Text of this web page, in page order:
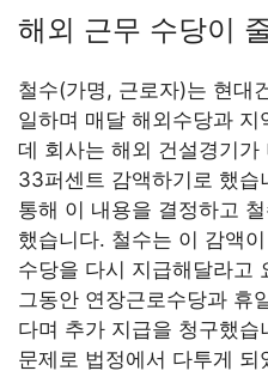
해외 근무 수당이
철수(가명, 근로자)는 현대
일하며 매달 해외수당과
데 회사는 해외 건설경기
33퍼센트 감액하기로 했습
통해 이 내용을 결정하고
했습니다. 철수는 이 감액
수당을 다시 지급해달라고
그동안 연장근로수당과 휴
다며 추가 지급을 청구했
문제로 법정에서 다투게 되